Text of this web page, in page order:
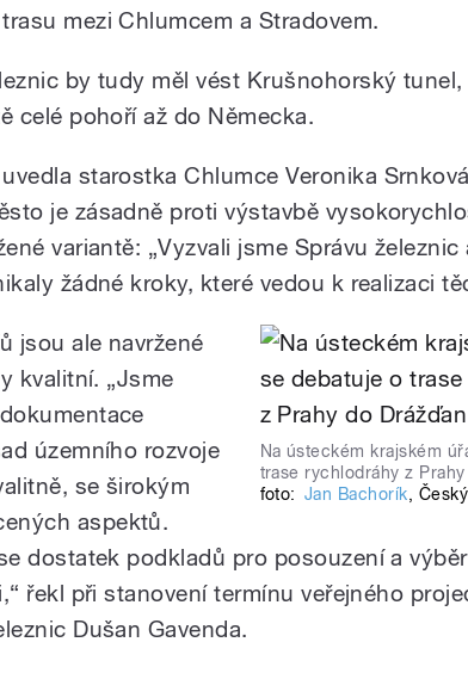
mezi Chlumcem a Stradovem.
by tudy měl vést Krušnohorský
celé pohoří až do Německa.
starostka Chlumce Veronika
je zásadně proti výstavbě
variantě: „Vyzvali jsme Správu
žádné kroky, které vedou k realizaci
Na ústeckém krajském
trase rychlodráhy z Prahy
foto: Jan Bachorík,
jsou ale navržené
kvalitní. „Jsme
územního rozvoje
se širokým
aspektů.
dostatek podkladů pro posouzení a
řekl při stanovení termínu veřejného
Dušan Gavenda.